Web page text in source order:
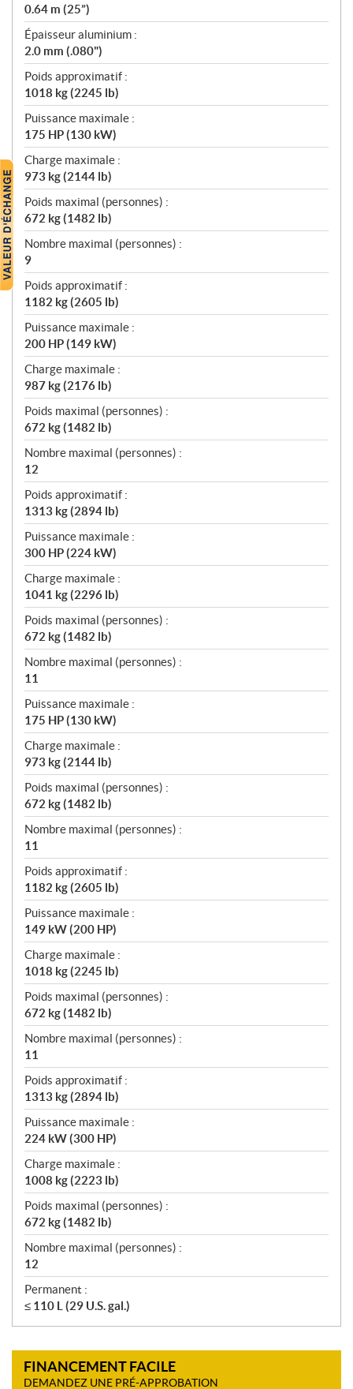
0.64 m (25”)
Épaisseur aluminium :
2.0 mm (.080")
Poids approximatif :
1018 kg (2245 lb)
Puissance maximale :
175 HP (130 kW)
Charge maximale :
973 kg (2144 lb)
Poids maximal (personnes) :
672 kg (1482 lb)
Nombre maximal (personnes) :
9
Poids approximatif :
1182 kg (2605 lb)
Puissance maximale :
200 HP (149 kW)
Charge maximale :
987 kg (2176 lb)
Poids maximal (personnes) :
672 kg (1482 lb)
Nombre maximal (personnes) :
12
Poids approximatif :
1313 kg (2894 lb)
Puissance maximale :
300 HP (224 kW)
Charge maximale :
1041 kg (2296 lb)
Poids maximal (personnes) :
672 kg (1482 lb)
Nombre maximal (personnes) :
11
Puissance maximale :
175 HP (130 kW)
Charge maximale :
973 kg (2144 lb)
Poids maximal (personnes) :
672 kg (1482 lb)
Nombre maximal (personnes) :
11
Poids approximatif :
1182 kg (2605 lb)
Puissance maximale :
149 kW (200 HP)
Charge maximale :
1018 kg (2245 lb)
Poids maximal (personnes) :
672 kg (1482 lb)
Nombre maximal (personnes) :
11
Poids approximatif :
1313 kg (2894 lb)
Puissance maximale :
224 kW (300 HP)
Charge maximale :
1008 kg (2223 lb)
Poids maximal (personnes) :
672 kg (1482 lb)
Nombre maximal (personnes) :
12
Permanent :
≤ 110 L (29 U.S. gal.)
FINANCEMENT FACILE
DEMANDEZ UNE PRÉ-APPROBATION